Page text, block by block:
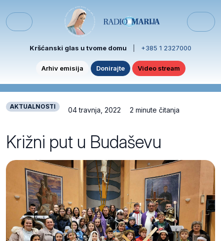
Menu
Kršćanski glas u tvome domu +385 1 2327000
Arhiv emisija Donirajte Video stream
AKTUALNOSTI 04 travnja, 2022 2 minute čitanja
Križni put u Budaševu